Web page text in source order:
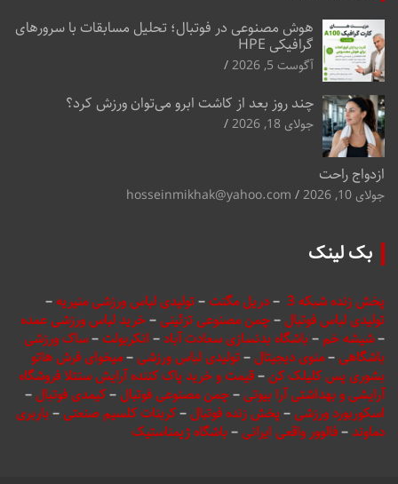
هوش مصنوعی در فوتبال؛ تحلیل مسابقات با سرورهای
گرافیکی HPE
آگوست 5, 2026
چند روز بعد از کاشت ابرو می‌توان ورزش کرد؟
جولای 18, 2026
ازدواج راحت
جولای 10, 2026 hosseinmikhak@yahoo.com
بک لینک
پخش زنده شبکه 3 –دریل مگنت–تولیدی لباس ورزشی منیریه–
تولیدی لباس فوتبال –چمن مصنوعی تزئینی –خرید لباس ورزشی عمده
–شیشه خم–باشگاه بدنسازی سعادت آباد – انکربولت–ساک ورزشی
باشگاهی –منوی دیجیتال –تولیدی لباس ورزشی –میخوای فرش هاتو
بشوری پس کلیلک کن –قیمت و خرید پاک کننده آرایش سنتلا فروشگاه
آرایشی و بهداشتی آرا بیوتی –چمن مصنوعی فوتبال –کیمدی فوتبال –
اسکوربورد ورزشی –پخش زنده فوتبال –کربنات کلسیم صنعتی –باربری
دماوند–فالوور واقعی ایرانی –باشگاه ژیمناستیک